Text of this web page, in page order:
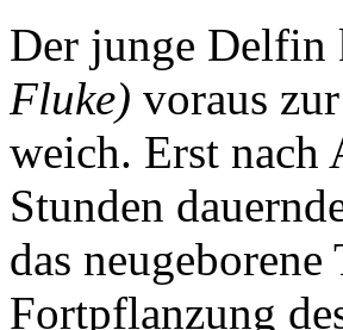
Der junge Delfin
Fluke) voraus
weich. Erst nach
Stunden
das
Fortpflanzung